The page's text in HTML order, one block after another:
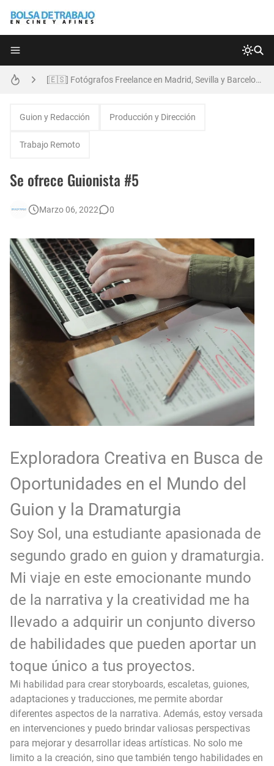
[🇪🇸] Fotógrafos Freelance en Madrid, Sevilla y Barcelona | PrensaSport
[EXPIRADO] Productor BTL | Feedback Group | Bolsa de Trabajo en Cine y Afines
🌎 Video Editor Ads - Naked & Thriving (Remoto)
Guion y Redacción Producción y Dirección
Trabajo Remoto
Se ofrece Guionista #5
Marzo 06, 2022 0
Exploradora Creativa en Busca de
Oportunidades en el Mundo del
Guion y la Dramaturgia
Soy Sol, una estudiante apasionada de
segundo grado en guion y dramaturgia.
Mi viaje en este emocionante mundo
de la narrativa y la creatividad me ha
llevado a adquirir un conjunto diverso
de habilidades que pueden aportar un
toque único a tus proyectos.
Mi habilidad para crear storyboards, escaletas, guiones,
adaptaciones y traducciones, me permite abordar
diferentes aspectos de la narrativa. Además, estoy versada
en intervenciones y puedo brindar valiosas perspectivas
para mejorar y desarrollar ideas artísticas. No solo me
limito a la creación, sino que también tengo habilidades en